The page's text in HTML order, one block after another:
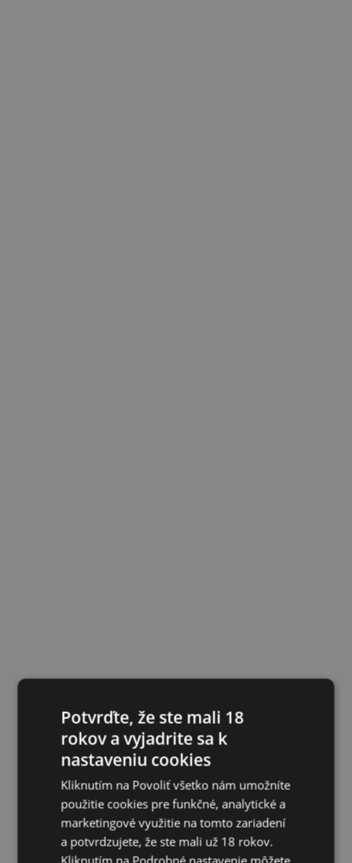
Potvrďte, že ste mali 18
rokov a vyjadrite sa k
nastaveniu cookies
Kliknutím na Povoliť všetko nám umožníte
použitie cookies pre funkčné, analytické a
marketingové využitie na tomto zariadení
a potvrdzujete, že ste mali už 18 rokov.